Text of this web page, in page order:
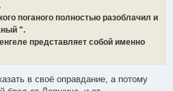
поганого полностью разоблачил и
".
представляет собой именно
в своё оправдание, а потому